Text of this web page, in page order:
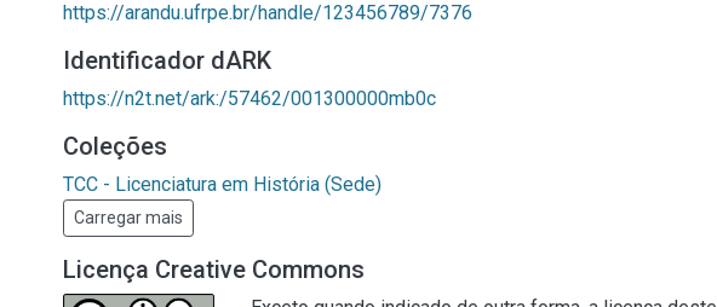
https://arandu.ufrpe.br/handle/123456789/7376
Identificador dARK
https://n2t.net/ark:/57462/001300000mb0c
Coleções
TCC - Licenciatura em História (Sede)
Carregar mais
Licença Creative Commons